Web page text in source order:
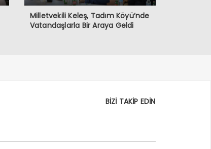
Milletvekili Keleş, Tadım Köyü’nde
Vatandaşlarla Bir Araya Geldi
BİZİ TAKİP EDİN